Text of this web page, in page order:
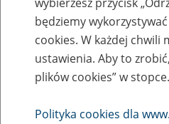
Zaproś ZUS do siebie
eZUS w siedzibie
Rodzaj wydarzenia
będziemy
cookies. W każdej chwili
ustawienia. Aby to
plików cookies” w stopce.
Polityka cookies dla